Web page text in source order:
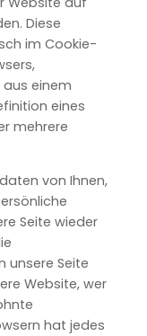
Diese
im Cookie-
einem
eines
mehrere
von Ihnen,
Seite wieder
unsere Seite
Website, wer
hat jedes